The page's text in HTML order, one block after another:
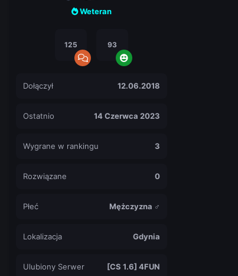
Weteran
125 93
Dołączył 12.06.2018
Ostatnio 14 Czerwca 2023
Wygrane w rankingu 3
Rozwiązane 0
Płeć Mężczyzna ♂
Lokalizacja Gdynia
Ulubiony Serwer [CS 1.6] 4FUN